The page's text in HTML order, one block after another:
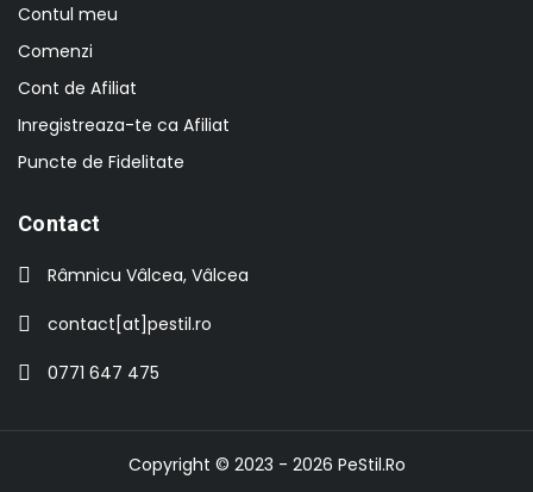
Contul meu
Comenzi
Cont de Afiliat
Inregistreaza-te ca Afiliat
Puncte de Fidelitate
Contact
Râmnicu Vâlcea, Vâlcea
contact[at]pestil.ro
0771 647 475
Copyright © 2023 - 2026 PeStil.Ro